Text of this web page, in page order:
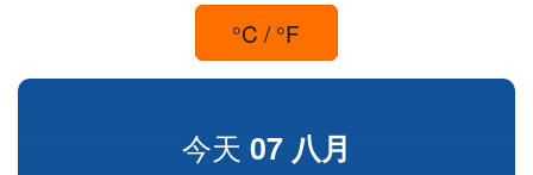
°C / °F
今天 07 八月